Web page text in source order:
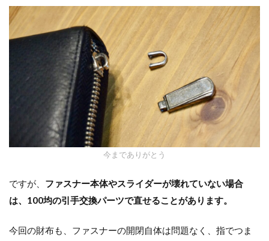
今までありがとう
ですが、 ファスナー本体やスライダーが壊れていない場合
は、100均の引手交換パーツで直せることがあります。
今回の財布も、ファスナーの開閉自体は問題なく、指でつま